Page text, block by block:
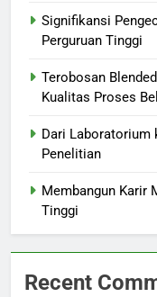
Signifikansi
Perguruan Tinggi
Terobosan
Kualitas Proses
Dari Laboratorium
Penelitian
Membangun Karir
Tinggi
Recent